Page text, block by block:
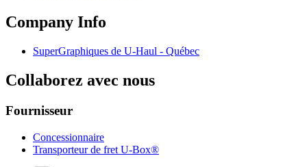
Company Info
SuperGraphiques de U-Haul - Québec
Collaborez avec nous
Fournisseur
Concessionnaire
Transporteur de fret U-Box®